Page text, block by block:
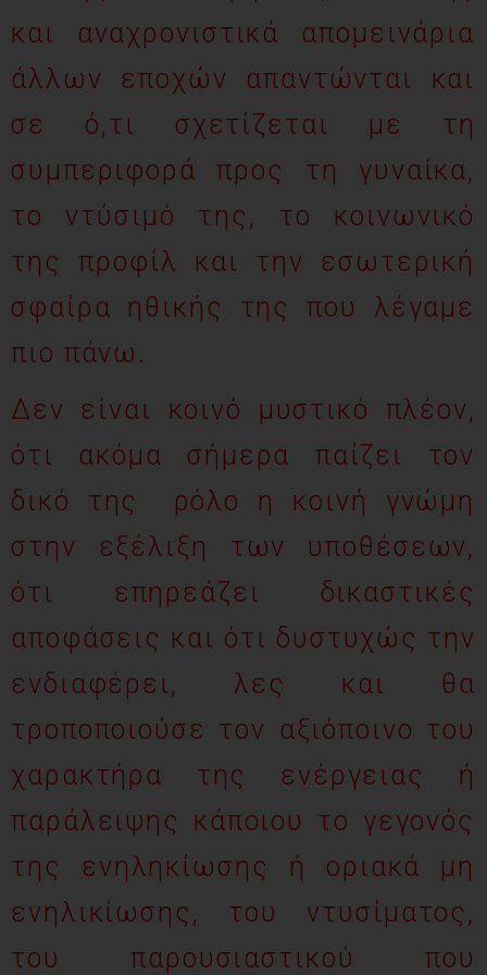
και αναχρονιστικά απομεινάρια
άλλων εποχών απαντώνται και
σε ό,τι σχετίζεται με τη
συμπεριφορά προς τη γυναίκα,
το ντύσιμό της, το κοινωνικό
της προφίλ και την εσωτερική
σφαίρα ηθικής της που λέγαμε
πιο πάνω.
Δεν είναι κοινό μυστικό πλέον,
ότι ακόμα σήμερα παίζει τον
δικό της ρόλο η κοινή γνώμη
στην εξέλιξη των υποθέσεων,
ότι επηρεάζει δικαστικές
αποφάσεις και ότι δυστυχώς την
ενδιαφέρει, λες και θα
τροποποιούσε τον αξιόποινο του
χαρακτήρα της ενέργειας ή
παράλειψης κάποιου το γεγονός
της ενηληκίωσης ή οριακά μη
ενηλικίωσης, του ντυσίματος,
του παρουσιαστικού που